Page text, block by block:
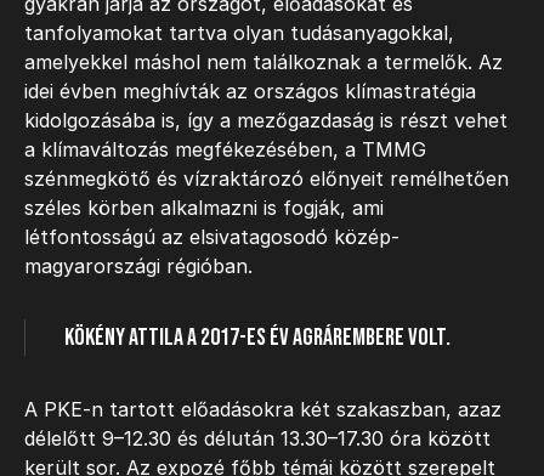
tanfolyamokat tartva olyan tudásanyagokkal,
amelyekkel máshol nem találkoznak a termelők. Az
idei évben meghívták az országos klímastratégia
kidolgozásába is, így a mezőgazdaság is részt vehet
a klímaváltozás megfékezésében, a TMMG
szénmegkötő és vízraktározó előnyeit remélhetően
széles körben alkalmazni is fogják, ami
létfontosságú az elsivatagosodó közép-
magyarországi régióban.
Kökény Attila a 2017-es év agrárembere volt.
A PKE-n tartott előadásokra két szakaszban, azaz
délelőtt 9–12.30 és délután 13.30–17.30 óra között
került sor. Az expozé főbb témái között szerepelt